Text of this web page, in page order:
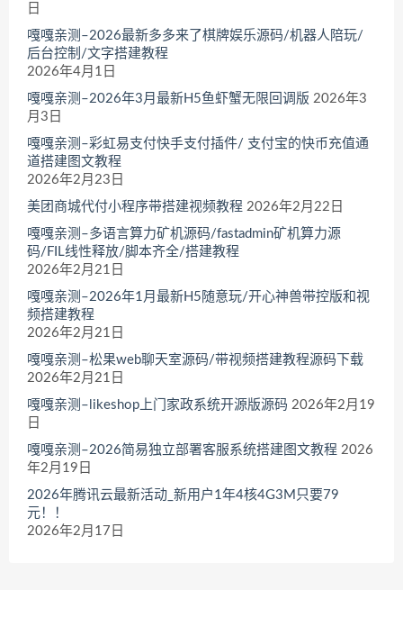
日
嘎嘎亲测–2026最新多多来了棋牌娱乐源码/机器人陪玩/
后台控制/文字搭建教程
2026年4月1日
嘎嘎亲测–2026年3月最新H5鱼虾蟹无限回调版 2026年3
月3日
嘎嘎亲测–彩虹易支付快手支付插件/ 支付宝的快币充值通
道搭建图文教程
2026年2月23日
美团商城代付小程序带搭建视频教程 2026年2月22日
嘎嘎亲测–多语言算力矿机源码/fastadmin矿机算力源
码/FIL线性释放/脚本齐全/搭建教程
2026年2月21日
嘎嘎亲测–2026年1月最新H5随意玩/开心神兽带控版和视
频搭建教程
2026年2月21日
嘎嘎亲测–松果web聊天室源码/带视频搭建教程源码下载
2026年2月21日
嘎嘎亲测–likeshop上门家政系统开源版源码 2026年2月19
日
嘎嘎亲测–2026简易独立部署客服系统搭建图文教程 2026
年2月19日
2026年腾讯云最新活动_新用户1年4核4G3M只要79
元！！
2026年2月17日